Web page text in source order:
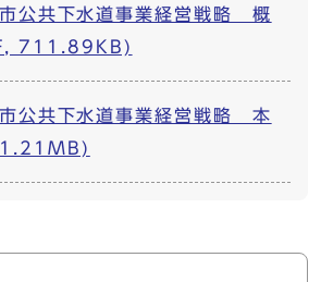
公共下水道事業経営戦略 概
711.89KB)
公共下水道事業経営戦略 本